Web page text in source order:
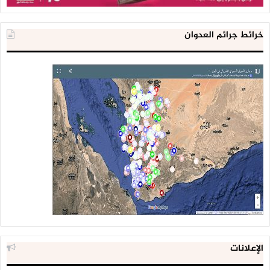
مهمة التنقيب إلى شركات صغيرة، أبرزها شركة «هنت» الاميركية.
حضور نائب الرئيس الاميركي (في حينه) جورج بوش حفل تدشين
مشروع مصفاة مأرب (1986)، كذلك وضع في الوقت نفسه الحجر
الاساس لمبنى السفارة الاميركية الجديد في صنعاء. ولم يتحفظ
بوش الأب على التصريح يومها بأن واشنطن وجدت بديلاً من نفط
الخليج (الفارسي) الملتهب. وهي الخطوة التي فسّرها اليمنيون
بأنها إشارة الى الدخول الاميركي المباشر، وليس من خلال
السعودية، الى قلب المشهد اليمني.
كذلك، فإن أحد الاسباب التي عجّلت الوحدة بين شطري اليمن
الجنوبي والشمالي هو اكتشاف كميات هائلة من النفط في
الجنوب من قبل الاتحاد السوفياتي، خصوصاً في حضرموت ومثلث
حضرموت – شبوة – مأرب، وأن استغلال الثروة النفطية من قبل
النظام الاشتراكي الموالي لموسكو سيغيّر موازين القوى بين
الشطرين لمصلحة الجنوب الغني بالنفط.
خرائط جرائم العدوان
الإعلانات